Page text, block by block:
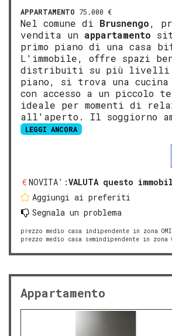
APPARTAMENTO 75.000 €
Nel comune di Brusnengo,
vendita un appartamento
primo piano di una casa
L'immobile, offre spazi
distribuiti su più livelli.
piano, si trova una
con accesso a un piccolo
ideale per momenti di
all'aperto. Il soggiorno
LEGGI ANCORA
NOVITA':VALUTA questo
Aggiungi ai preferiti
Segnala un problema
prezzo medio casa indipendente in zona OMI
prezzo medio casa semindipendente in zona
Appartamento